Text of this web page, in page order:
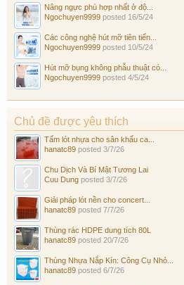
Nâng ngực phù hợp nhất ở độ...
Ngochuyen9999 posted 16/5/24
Các công nghệ hút mỡ tiên tiến...
Ngochuyen9999 posted 10/5/24
Hút mỡ bụng không phẫu thuật có...
Ngochuyen9999 posted 4/5/24
Chủ đề được yêu thích
Tấm lót nhựa cho sân khấu ca...
hanatc89 posted 3/7/26
Chu Dịch Và Bí Mật Tương Lai
Cuu Dung posted 3/7/26
Giải pháp lót nền cho concert...
hanatc89 posted 7/7/26
Thùng rác HDPE dung tích 80L
hanatc89 posted 20/7/26
Thùng Nhựa Nắp Kín: Công Cụ Nhỏ...
hanatc89 posted 6/7/26